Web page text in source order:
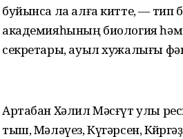
буйынса ла алға китте, —
академияһының биология
секретары, ауыл хужалығы
Артабан Хәлил Мәсғүт улы
тыш, Мәләүез, Күгәрсен,